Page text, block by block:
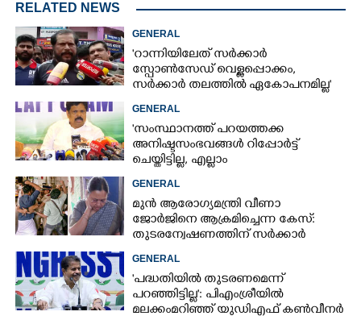
RELATED NEWS
GENERAL
'റാന്നിയിലേത് സർക്കാർ
സ്പോൺസേഡ് വെള്ളപ്പൊക്കം,
സർക്കാർ തലത്തിൽ ഏകോപനമില്ല'
GENERAL
'സംസ്ഥാനത്ത് പറയത്തക്ക
അനിഷ്ടസംഭവങ്ങള്‍ റിപ്പോര്‍ട്ട്
ചെയ്തിട്ടില്ല, എല്ലാം
നിയന്ത്രണവിധേയം': റവന്യുമന്ത്രി
എപി അനിൽകുമാർ
GENERAL
മുൻ ആരോഗ്യമന്ത്രി വീണാ
ജോർജിനെ ആക്രമിച്ചെന്ന കേസ്:
തുടരന്വേഷണത്തിന് സർക്കാർ
തീരുമാനം
GENERAL
'പദ്ധതിയിൽ തുടരണമെന്ന്
പറഞ്ഞിട്ടില്ല': പിഎംശ്രീയിൽ
മലക്കംമറിഞ്ഞ് യുഡിഎഫ് കൺവീനർ